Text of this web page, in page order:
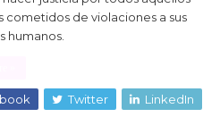
cometidos de violaciones a sus
humanos.
Twitter LinkedIn